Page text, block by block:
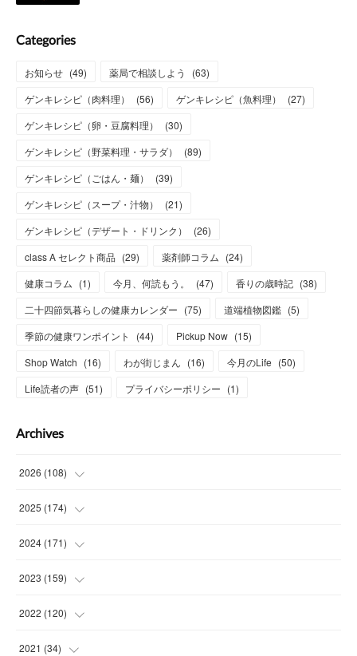
Categories
お知らせ (49) 薬局で相談しよう (63)
ゲンキレシピ（肉料理）
(56) ゲンキレシピ（魚料理） (27)
ゲンキレシピ（卵・豆腐料理）
(30)
ゲンキレシピ（野菜料理・サラダ）
(89)
ゲンキレシピ（ごはん・麺）
(39)
ゲンキレシピ（スープ・汁物）
(21)
ゲンキレシピ（デザート・ドリンク）
(26)
class A セレクト商品 (29) 薬剤師コラム (24)
健康コラム (1) 今月、何読もう。 (47) 香りの歳時記 (38)
二十四節気暮らしの健康カレンダー (75) 道端植物図鑑 (5)
季節の健康ワンポイント
(44) Pickup Now (15)
Shop Watch (16) わが街じまん (16) 今月のLife (50)
Life読者の声 (51) プライバシーポリシー (1)
Archives
2026 (108)
(6)
(15
(15
(13
2025 (174)
(14
(14
(15
(15
2024 (171)
(13
(13
(15
2023 (159)
(14
(14 )
2022 (120)
(14 )
2021 (34)